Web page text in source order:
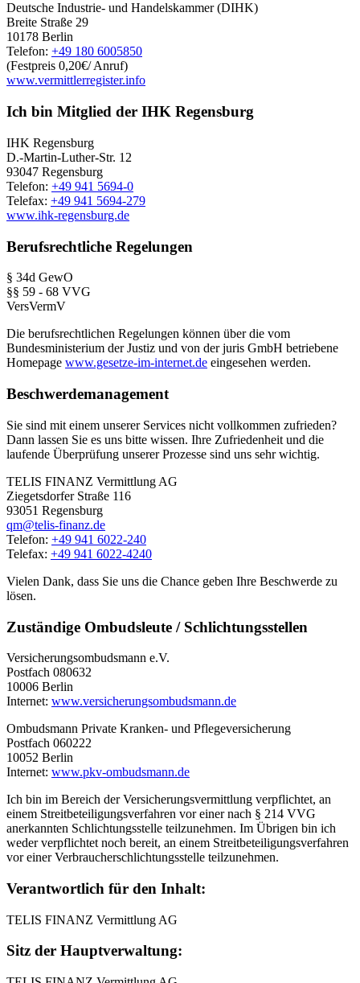
Deutsche Industrie- und Handelskammer (DIHK)
Breite Straße 29
10178 Berlin
Telefon: +49 180 6005850
(Festpreis 0,20€/ Anruf)
www.vermittlerregister.info
Ich bin Mitglied der IHK Regensburg
IHK Regensburg
D.-Martin-Luther-Str. 12
93047 Regensburg
Telefon: +49 941 5694-0
Telefax: +49 941 5694-279
www.ihk-regensburg.de
Berufsrechtliche Regelungen
§ 34d GewO
§§ 59 - 68 VVG
VersVermV
Die berufsrechtlichen Regelungen können über die vom
Bundesministerium der Justiz und von der juris GmbH betriebene
Homepage www.gesetze-im-internet.de eingesehen werden.
Beschwerdemanagement
Sie sind mit einem unserer Services nicht vollkommen zufrieden?
Dann lassen Sie es uns bitte wissen. Ihre Zufriedenheit und die
laufende Überprüfung unserer Prozesse sind uns sehr wichtig.
TELIS FINANZ Vermittlung AG
Ziegetsdorfer Straße 116
93051 Regensburg
qm@telis-finanz.de
Telefon: +49 941 6022-240
Telefax: +49 941 6022-4240
Vielen Dank, dass Sie uns die Chance geben Ihre Beschwerde zu
lösen.
Zuständige Ombudsleute / Schlichtungsstellen
Versicherungsombudsmann e.V.
Postfach 080632
10006 Berlin
Internet: www.versicherungsombudsmann.de
Ombudsmann Private Kranken- und Pflegeversicherung
Postfach 060222
10052 Berlin
Internet: www.pkv-ombudsmann.de
Ich bin im Bereich der Versicherungsvermittlung verpflichtet, an
einem Streitbeteiligungsverfahren vor einer nach § 214 VVG
anerkannten Schlichtungsstelle teilzunehmen. Im Übrigen bin ich
weder verpflichtet noch bereit, an einem Streitbeteiligungsverfahren
vor einer Verbraucherschlichtungsstelle teilzunehmen.
Verantwortlich für den Inhalt:
TELIS FINANZ Vermittlung AG
Sitz der Hauptverwaltung: